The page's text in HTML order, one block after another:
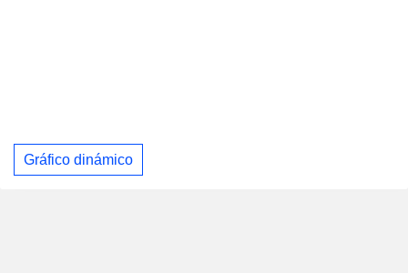
Gráfico dinámico